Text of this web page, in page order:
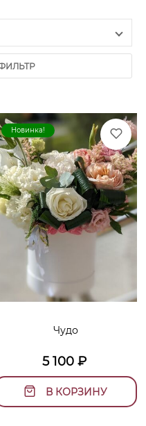
Новинка!
Чудо
5 100₽
В КОРЗИНУ